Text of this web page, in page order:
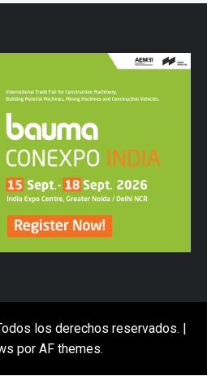
los derechos reservados. |
por AF themes.